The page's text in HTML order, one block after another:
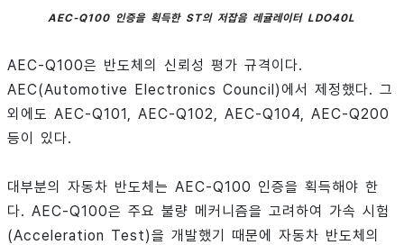
AEC-Q100 인증을 획득한 ST의 저잡음 레귤레이터 LDO40L
AEC-Q100은 반도체의 신뢰성 평가 규격이다.
AEC(Automotive Electronics Council)에서 제정했다. 그
외에도 AEC-Q101, AEC-Q102, AEC-Q104, AEC-Q200
등이 있다.
대부분의 자동차 반도체는 AEC-Q100 인증을 획득해야 한
다. AEC-Q100은 주요 불량 메커니즘을 고려하여 가속 시험
(Acceleration Test)을 개발했기 때문에 자동차 반도체의